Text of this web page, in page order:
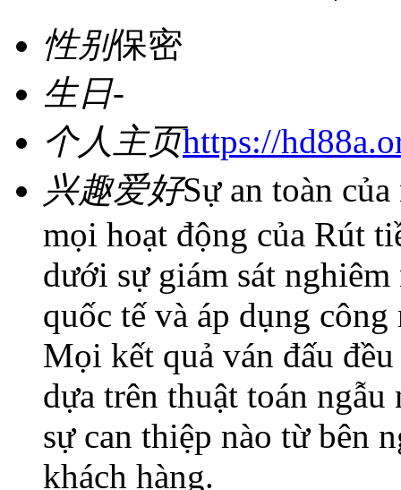
性别保密
生日-
个人主页https://
兴趣爱好Sự an toàn
mọi hoạt động của Rút
dưới sự giám sát nghiêm
quốc tế và áp dụng
Mọi kết quả ván đấu
dựa trên thuật toán
sự can thiệp nào từ bên
khách hàng.